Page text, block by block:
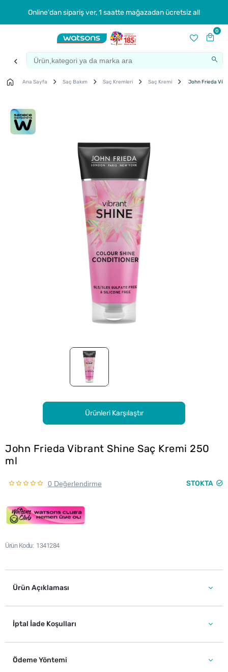
Online'dan sipariş ver, 1 saatte mağazadan ücretsiz al!
0
Ana Sayfa Saç Bakım Saç Kremleri Saç Kremi John Frieda
Ürünleri Karşılaştır
John Frieda Vibrant Shine Saç Kremi 250
ml
0 Değerlendirme STOKTA
Ürün Kodu 1341284
Ürün Açıklaması
İptal İade Koşulları
Ödeme Yöntemi